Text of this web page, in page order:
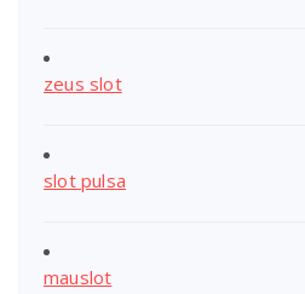
zeus slot
slot pulsa
mauslot